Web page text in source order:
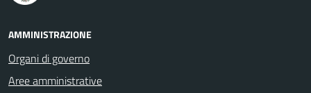
AMMINISTRAZIONE
Organi di governo
Aree amministrative